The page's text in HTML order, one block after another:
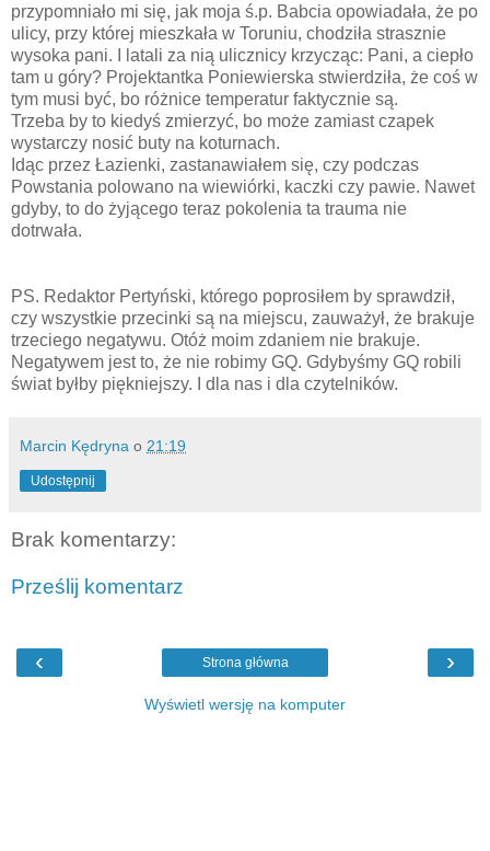
przypomniało mi się, jak moja ś.p. Babcia opowiadała, że po
ulicy, przy której mieszkała w Toruniu, chodziła strasznie
wysoka pani. I latali za nią ulicznicy krzycząc: Pani, a ciepło
tam u góry? Projektantka Poniewierska stwierdziła, że coś w
tym musi być, bo różnice temperatur faktycznie są.
Trzeba by to kiedyś zmierzyć, bo może zamiast czapek
wystarczy nosić buty na koturnach.
Idąc przez Łazienki, zastanawiałem się, czy podczas
Powstania polowano na wiewiórki, kaczki czy pawie. Nawet
gdyby, to do żyjącego teraz pokolenia ta trauma nie
dotrwała.
PS. Redaktor Pertyński, którego poprosiłem by sprawdził,
czy wszystkie przecinki są na miejscu, zauważył, że brakuje
trzeciego negatywu. Otóż moim zdaniem nie brakuje.
Negatywem jest to, że nie robimy GQ. Gdybyśmy GQ robili
świat byłby piękniejszy. I dla nas i dla czytelników.
Marcin Kędryna o 21:19
Udostępnij
Brak komentarzy:
Prześlij komentarz
‹ ›
Strona główna
Wyświetl wersję na komputer